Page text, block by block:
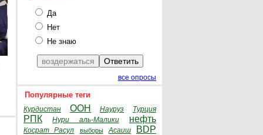
Да
Нет
Не знаю
все опросы
Популярные теги
Курдистан ООН Науруз Турция
РПК Нури аль-Малики нефть
Косрат Расул выборы Асаиш BDP